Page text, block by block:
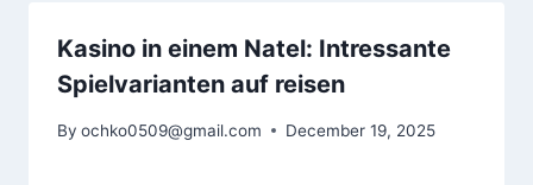
Kasino in einem Natel: Intressante
Spielvarianten auf reisen
By ochko0509@gmail.com December 19, 2025